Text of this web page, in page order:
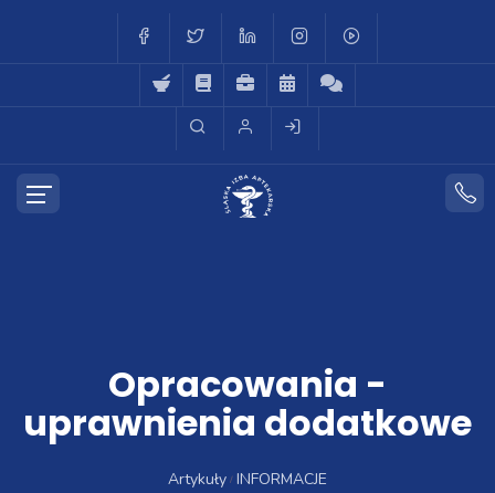
Opracowania -
uprawnienia dodatkowe
Artykuły INFORMACJE